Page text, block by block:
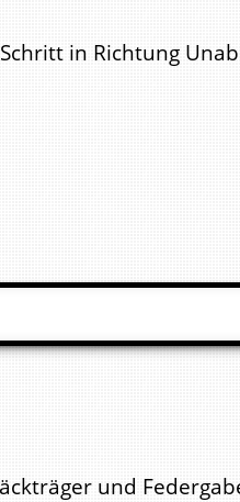
in Richtung
und